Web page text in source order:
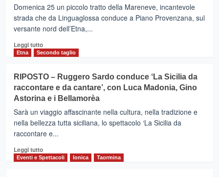
–
DENUNCIATI
DAI
CARABINIERI
9
PALERMITANI
PERSONALI
AGGRAVATE
IN
Domenica 25 un piccolo tratto della Mareneve, incantevole
strada che da Linguaglossa conduce a Piano Provenzana, sul
versante nord dell’Etna,...
Leggi tuttoLeggi
di
LINGUAGLOSSA
–
Pronti
per
la
VI
edizione
gara
automobilistica
Etna Secondo taglio
RIPOSTO – Ruggero Sardo conduce ‘La Sicilia da
raccontare e da cantare’, con Luca Madonia, Gino
Astorina e i Bellamorèa
Sarà un viaggio affascinante nella cultura, nella tradizione e
nella bellezza tutta siciliana, lo spettacolo ‘La Sicilia da
raccontare e...
Leggi tuttoLeggi
di
Eventi e Spettacoli Ionica Taormina